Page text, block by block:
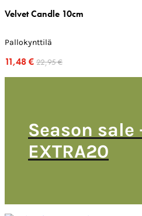
Season
EXTRA20
Velvet Candle 10cm
Pallokynttilä
11,48 € 22,95 €